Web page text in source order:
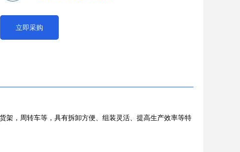
立即采购
，周转车等，具有拆卸方便、组装灵活、提高生产效率等特